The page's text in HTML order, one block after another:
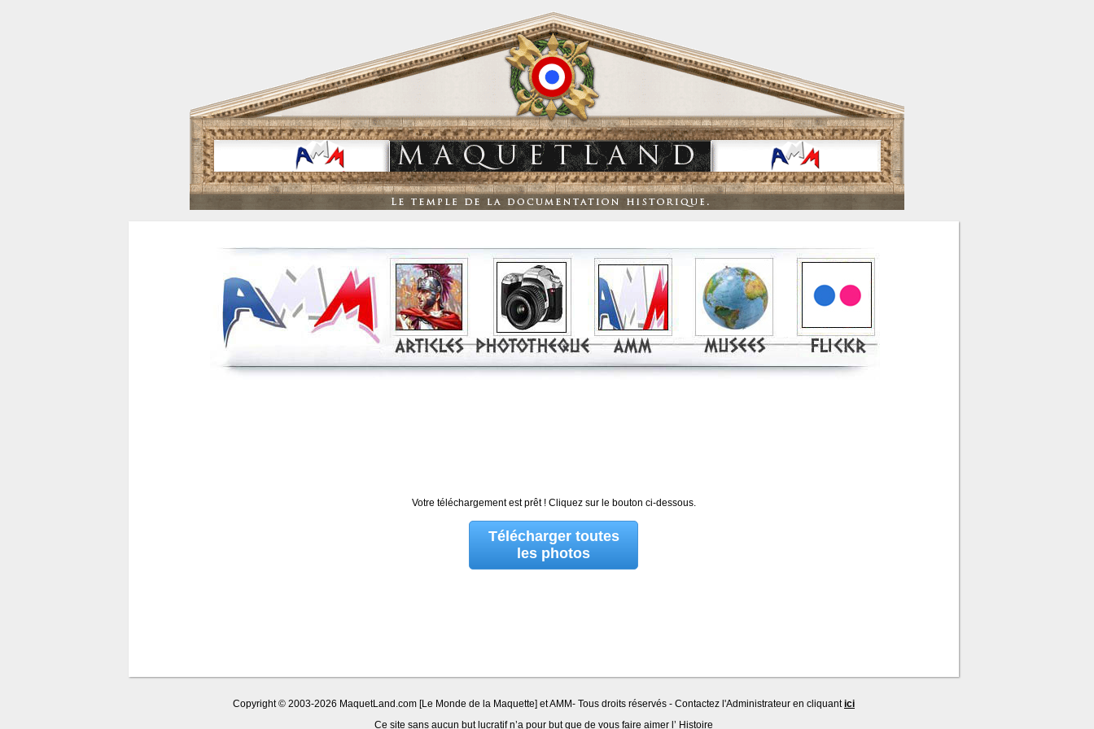
Votre téléchargement est prêt ! Cliquez sur le bouton ci-dessous.
Télécharger toutes
les photos
Copyright © 2003-2026 MaquetLand.com [Le Monde de la Maquette] et AMM- Tous droits réservés - Contactez l'Administrateur en cliquantici
Ce site sans aucun but lucratif n’a pour but que de vous faire aimer l’ Histoire